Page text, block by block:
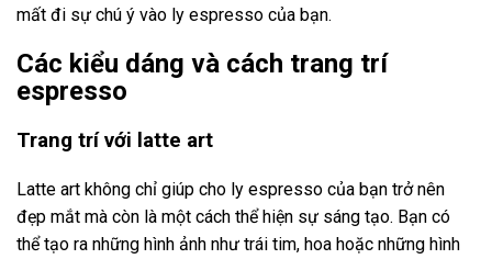
mất đi sự chú ý vào ly espresso của bạn.
Các kiểu dáng và cách trang trí
espresso
Trang trí với latte art
Latte art không chỉ giúp cho ly espresso của bạn trở nên
đẹp mắt mà còn là một cách thể hiện sự sáng tạo. Bạn có
thể tạo ra những hình ảnh như trái tim, hoa hoặc những hình